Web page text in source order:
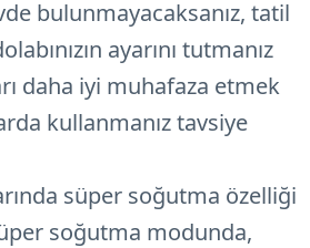
bulunmayacaksanız, tatil
ayarını tutmanız
daha iyi muhafaza etmek
kullanmanız tavsiye
süper soğutma özelliği
soğutma modunda,